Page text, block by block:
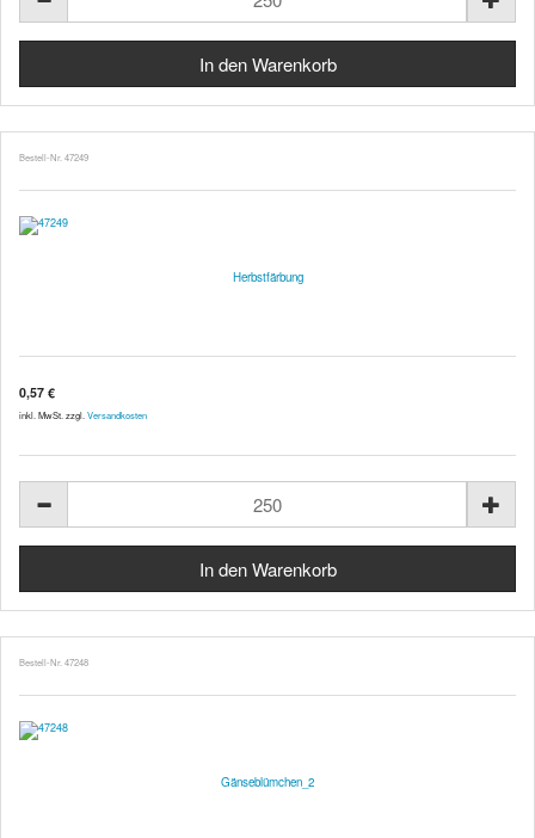
Bestell-Nr. 47249
Herbstfärbung
0,57 €
inkl. MwSt. zzgl. Versandkosten
Bestell-Nr. 47248
Gänseblümchen_2